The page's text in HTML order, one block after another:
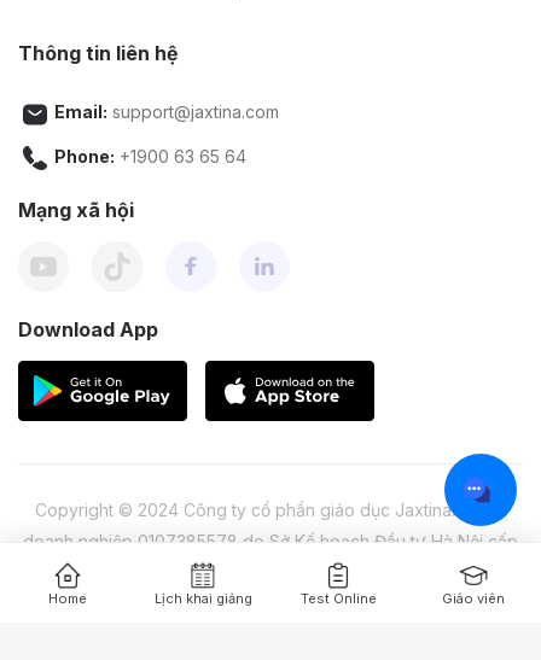
Thông tin liên hệ
Email: support@jaxtina.com
Phone: +1900 63 65 64
Mạng xã hội
Download App
Copyright © 2024 Công ty cổ phần giáo dục Jaxtina. Mã số
doanh nghiệp 0107385578 do Sở Kế hoạch Đầu tư Hà Nội cấp
lần 1 ngày 04/04/2016
Home Lịch khai giảng Test Online Giáo viên